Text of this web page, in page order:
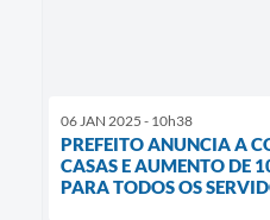
06 JAN 2025 - 10h38
PREFEITO ANUNCIA A
CASAS E AUMENTO DE
PARA TODOS OS